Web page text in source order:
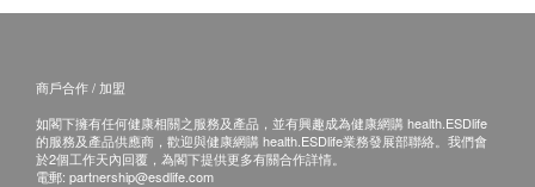
可直接食用、以溫開水冲調飲用或整包原封直接放
入沸水中浸泡加熱約3分鐘飲用。開封後請立即食
用完畢。
正本，並於送貨後3個工作天內按下列方式聯絡健
康網購health.ESDlife客戶服務部跟進。
商戶合作 / 加盟
如閣下擁有任何健康相關之服務及產品，並有興趣成為健康網購 health.ESDlife
的服務及產品供應商，歡迎與健康網購 health.ESDlife業務發展部聯絡。我們會
於2個工作天內回覆，為閣下提供更多有關合作詳情。
電郵: partnership@esdlife.com